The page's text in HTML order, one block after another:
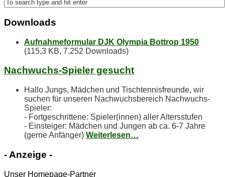
Down­loads
Aufnahmeformular DJK Olympia Bottrop 1950
(115,3 KB, 7.252 Downloads)
Nach­wuchs-Spie­ler gesucht
Hallo Jungs, Mädchen und Tischtennisfreunde, wir
suchen für unseren Nachwuchsbereich Nachwuchs-
Spieler:
- Fortgeschrittene: Spieler(innen) aller Altersstufen
- Einsteiger: Mädchen und Jungen ab ca. 6-7 Jahre
(gerne Anfänger) Weiterlesen…
- An­zei­ge -
Unser Homepage-Partner